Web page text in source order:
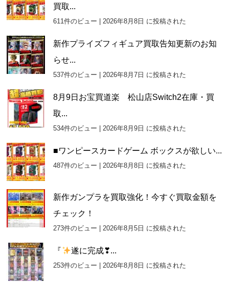
買取...
611件のビュー |2026年8月8日 に投稿された
新作プライズフィギュア買取告知更新のお知
らせ...
537件のビュー |2026年8月7日 に投稿された
8月9日お宝買道楽 松山店Switch2在庫・買
取...
534件のビュー |2026年8月9日 に投稿された
■ワンピースカードゲーム ボックスが欲しい...
487件のビュー |2026年8月8日 に投稿された
新作ガンプラを買取強化！今すぐ買取金額を
チェック！
273件のビュー |2026年8月5日 に投稿された
『 遂に完成❣...
253件のビュー |2026年8月8日 に投稿された